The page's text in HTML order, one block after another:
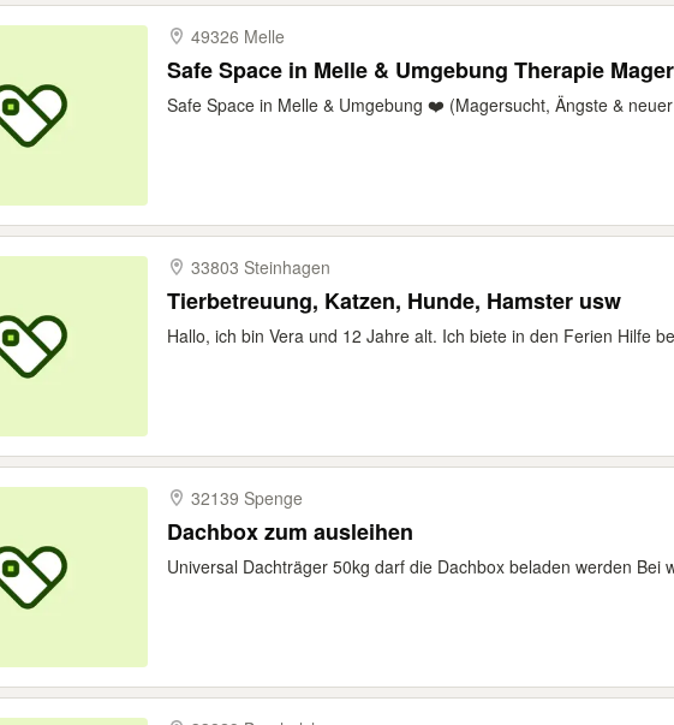
49326 Melle
Safe Space in Melle & Umgebung
Safe Space in Melle & Umgebung ❤️ (Magersucht, Ängste &
33803 Steinhagen
Tierbetreuung, Katzen, Hunde, Hamster usw
Hallo, ich bin Vera und 12 Jahre alt. Ich biete in den Ferien Hilfe
32139 Spenge
Dachbox zum ausleihen
Universal Dachträger 50kg darf die Dachbox beladen werden Bei